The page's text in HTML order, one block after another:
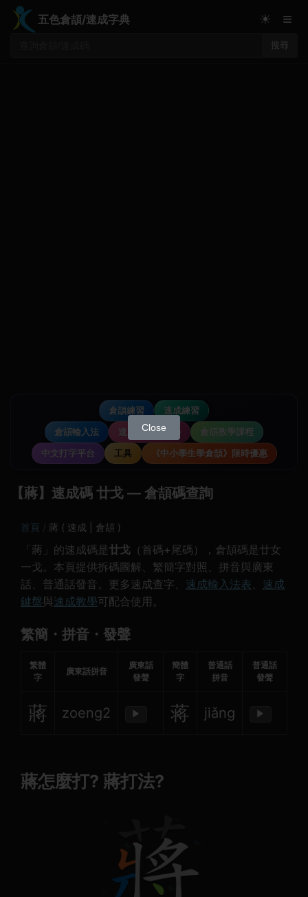
五色倉頡/速成字典
搜尋
☀ ≡
倉頡練習
速成練習
倉頡輸入法
速成輸入法教學
倉頡教學課程
中文打字平台
工具 《中小學生學倉頡》限時優惠
【蔣】速成碼 廿戈 — 倉頡碼查詢
首頁 蔣 ( 速成 | 倉頡 )
「蔣」的速成碼是 廿戈 （首碼+尾碼），倉頡碼是廿女
一戈。本頁提供拆碼圖解、繁簡字對照、拼音與廣東
話、普通話發音。更多速成查字、 速成輸入法表、 速成
鍵盤與速成教學可配合使用。
繁簡・拼音・發聲
繁體
字
廣東話拼音
廣東話
發聲
簡體
字
普通話
拼音
普通話
發聲
蔣 zoeng2 ▶ 蒋 jiǎng ▶
蔣怎麼打? 蔣打法?
Close